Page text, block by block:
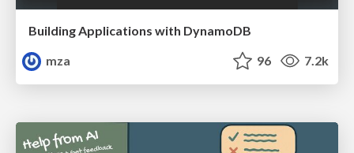
Building Applications with DynamoDB
mza
96 7.2k